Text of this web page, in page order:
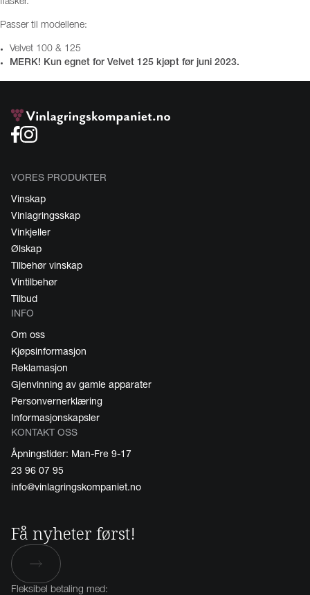
Passer til modellene:
Velvet 100 & 125
MERK! Kun egnet for Velvet 125 kjøpt før juni 2023.
VORES PRODUKTER
Vinskap
Vinlagringsskap
Vinkjeller
Ølskap
Tilbehør vinskap
Vintilbehør
Tilbud
INFO
Om oss
Kjøpsinformasjon
Reklamasjon
Gjenvinning av gamle apparater
Personvernerklæring
Informasjonskapsler
KONTAKT OSS
Åpningstider: Man-Fre 9-17
23 96 07 95
info@vinlagringskompaniet.no
Få nyheter først!
Fleksibel betaling med: